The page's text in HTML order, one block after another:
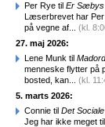
Per Rye til Er Sæbys
Læserbrevet har
på vegne af... (kl.
27. maj 2026:
Lene Munk til
menneske flytter på
bosted, kan... (kl.
5. marts 2026:
Connie til Det
Jeg har ikke meget